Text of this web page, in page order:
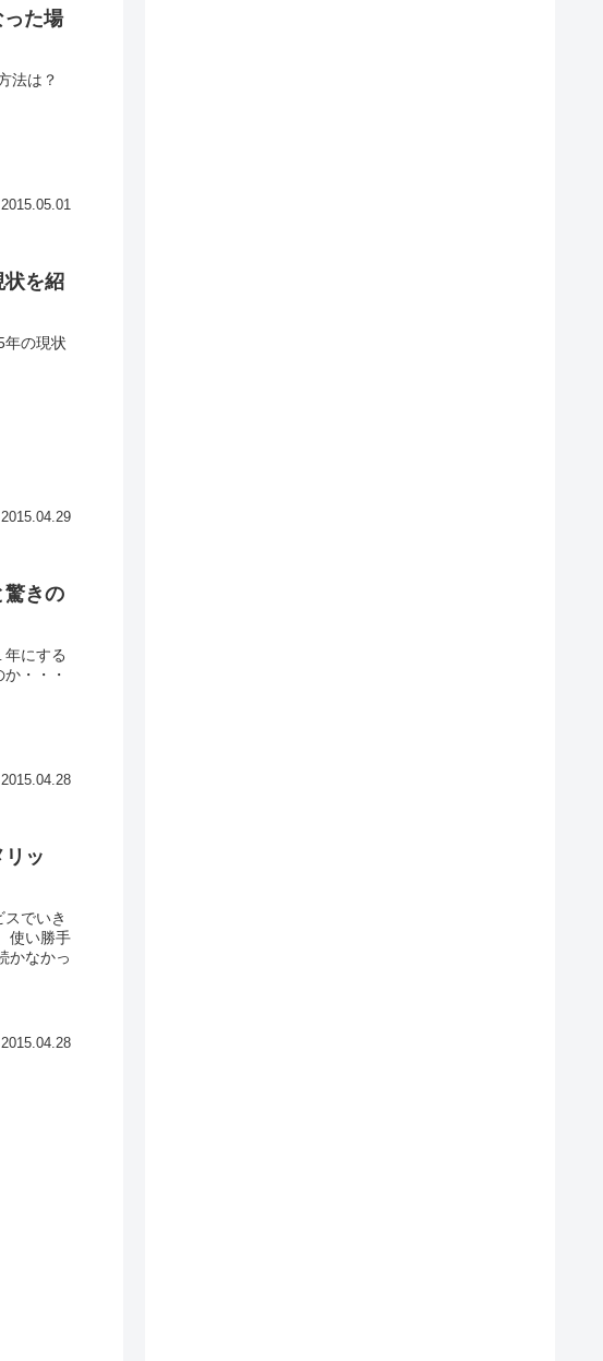
た場
法は？
2015.05.01
状を紹
年の現状
2015.04.29
驚きの
にする
・・・
2015.04.28
ッ
でいき
使い勝手
かなかっ
2015.04.28